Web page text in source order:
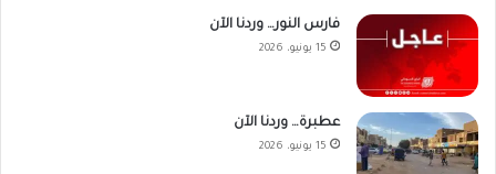
فارس النور… وردنا الآن
15 يونيو، 2026
عطبرة… وردنا الآن
15 يونيو، 2026